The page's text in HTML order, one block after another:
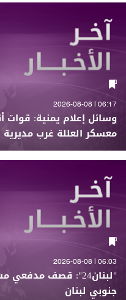
06:17 | 2026-08-08
وسائل إعلام يمنية: قوات
معسكر العللة غرب
06:03 | 2026-08-08
"لبنان24": قصف
جنوبي لبنان